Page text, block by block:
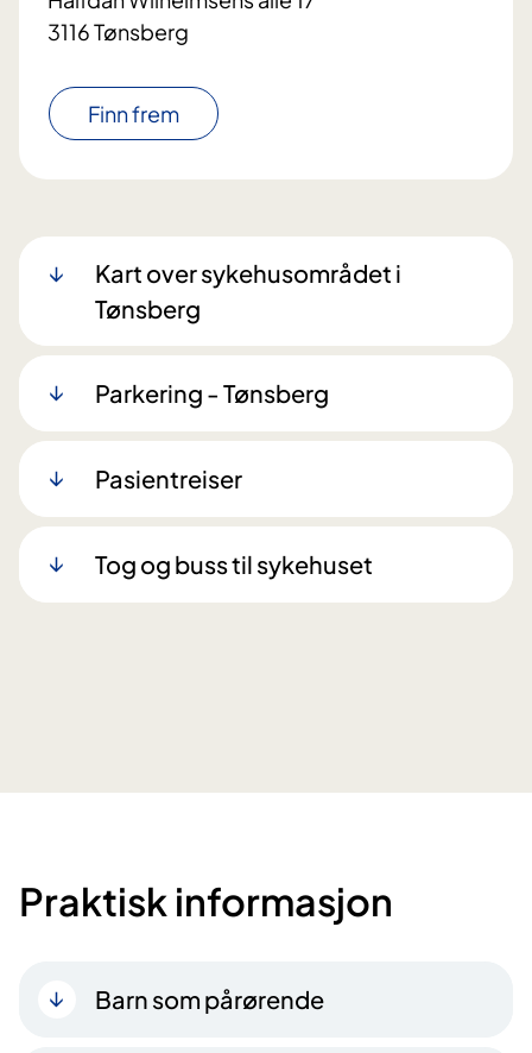
3116 Tønsberg
Finn frem
Kart over sykehusområdet i
Tønsberg
Parkering - Tønsberg
Pasientreiser
Tog og buss til sykehuset
Praktisk informasjon
Barn som pårørende